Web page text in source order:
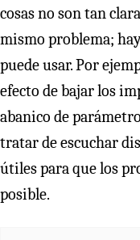
cosas no son tan
mismo problema;
puede usar. Por
efecto de bajar los
abanico de
tratar de escuchar
útiles para que los
posible.